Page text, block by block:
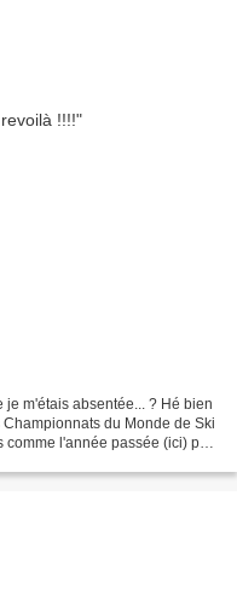
m'étais absentée... ? Hé bien
du Monde de Ski
l'année passée (ici) par